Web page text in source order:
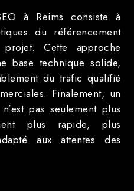
à Reims consiste à
du référencement
Cette approche
base technique solide,
du trafic qualifié
Finalement, un
pas seulement plus
plus rapide, plus
aux attentes des